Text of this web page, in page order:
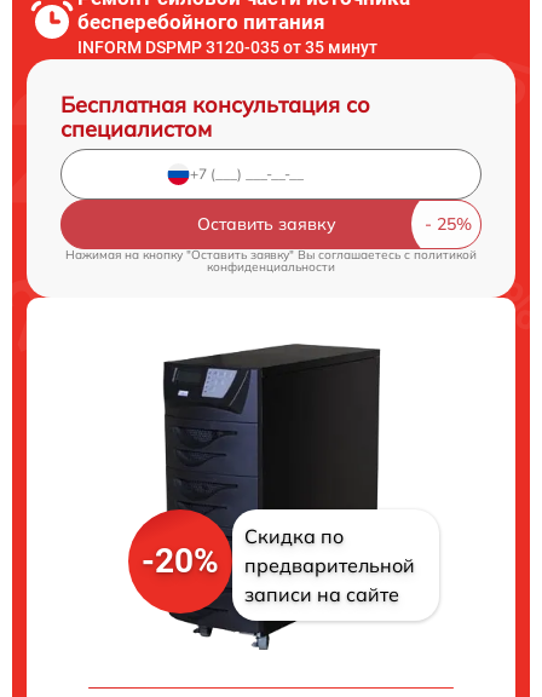
бесперебойного питания
INFORM DSPMP 3120-035 от 35 минут
Бесплатная консультация со
специалистом
Оставить заявку
Нажимая на кнопку "Оставить заявку" Вы соглашаетесь cполитикой
конфиденциальности
-20%
Скидка по
предварительной
записи на сайте